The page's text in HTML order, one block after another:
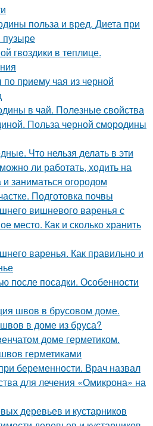
польза и вред. Диета при
пузыре
гвоздики в теплице.
приему чая из черной
в чай. Полезные свойства
Польза черной смородины
Что нельзя делать в эти
ли работать, ходить на
заниматься огородом
Подготовка почвы
вишневого варенья с
место. Как и сколько хранить
варенья. Как правильно и
после посадки. Особенности
швов в брусовом доме.
в доме из бруса?
доме герметиком.
герметиками
беременности. Врач назвал
для лечения «Омикрона» на
деревьев и кустарников